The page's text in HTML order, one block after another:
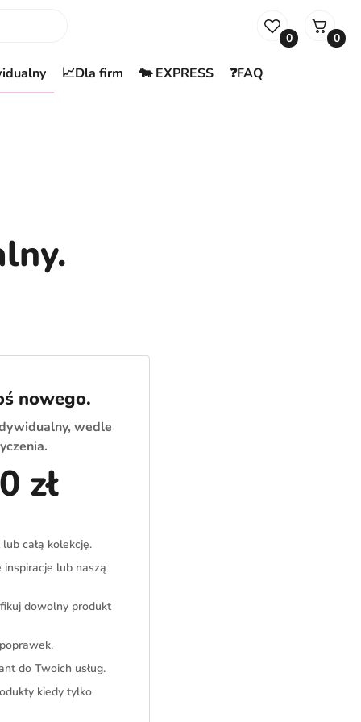
0 0
📈Dla firm 🐄 EXPRESS ❓FAQ
nowego.
wedle
zł
całą kolekcję.
lub naszą
dowolny produkt
do Twoich usług.
kiedy tylko